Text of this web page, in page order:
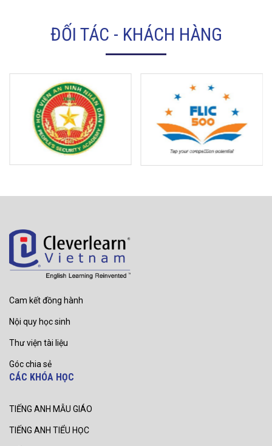
ĐỐI TÁC - KHÁCH HÀNG
Cam kết đồng hành
Nội quy học sinh
Thư viện tài liệu
Góc chia sẻ
CÁC KHÓA HỌC
TIẾNG ANH MẪU GIÁO
TIẾNG ANH TIỂU HỌC